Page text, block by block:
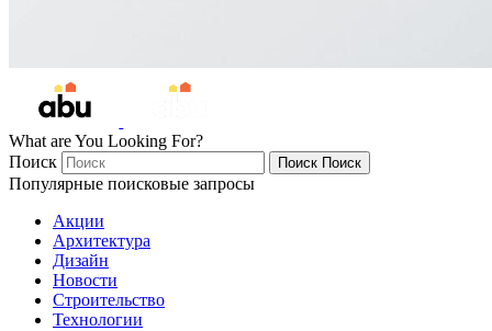
What are You Looking For?
Поиск
Поиск Поиск
Популярные поисковые запросы
Акции
Архитектура
Дизайн
Новости
Строительство
Технологии